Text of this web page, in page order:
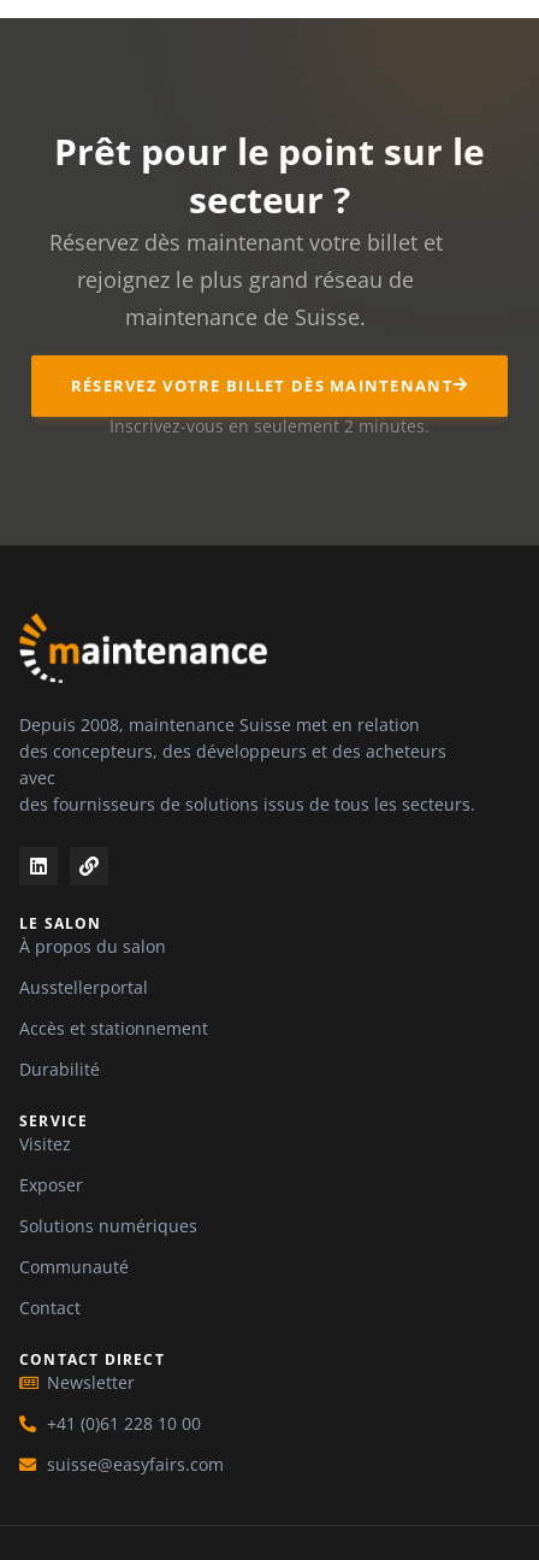
Prêt pour le point sur le
secteur ?
Réservez dès maintenant votre billet et
rejoignez le plus grand réseau de
maintenance de Suisse.
RÉSERVEZ VOTRE BILLET DÈS MAINTENANT
Inscrivez-vous en seulement 2 minutes.
Depuis 2008, maintenance Suisse met en relation
des concepteurs, des développeurs et des acheteurs
avec
des fournisseurs de solutions issus de tous les secteurs.
LE SALON
À propos du salon
Ausstellerportal
Accès et stationnement
Durabilité
SERVICE
Visitez
Exposer
Solutions numériques
Communauté
Contact
CONTACT DIRECT
Newsletter
+41 (0)61 228 10 00
suisse@easyfairs.com